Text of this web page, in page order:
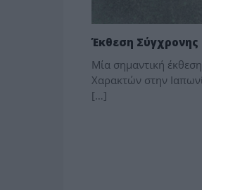
Έκθεση Σύγχρονης
Μία σημαντική έκθεση, με
Χαρακτών στην Ιαπωνία.
[…]